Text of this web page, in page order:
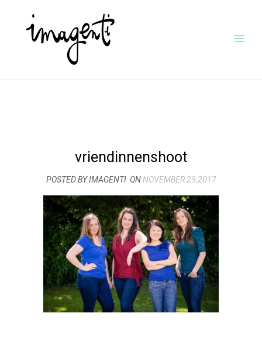
vriendinnenshoot
POSTED BY IMAGENTI ONNOVEMBER 29,2017